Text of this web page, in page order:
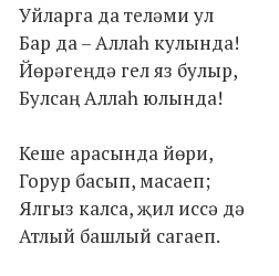
Уйларга да теләми ул
Бар да – Аллаһ кулында!
Йөрәгеңдә гел яз булыр,
Булсаң Аллаһ юлында!
Кеше арасында йөри,
Горур басып, масаеп;
Ялгыз калса, җил иссә дә
Атлый башлый сагаеп.